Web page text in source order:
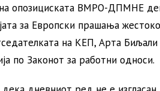
опозициската ВМРО-ДПМНЕ
за Европски прашања
на КЕП, Арта
по Законот за работни односи.